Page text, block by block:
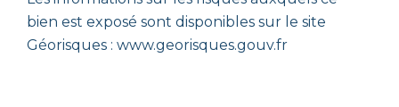
bien est exposé sont disponibles sur le site
Géorisques : www.georisques.gouv.fr